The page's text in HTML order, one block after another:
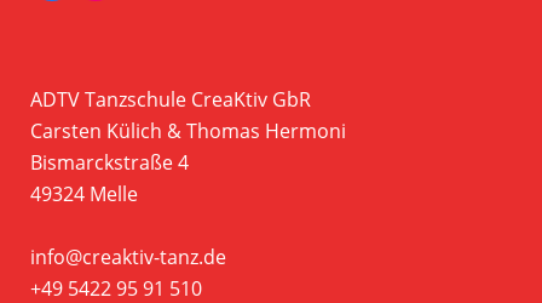
ADTV Tanzschule CreaKtiv GbR
Carsten Külich & Thomas Hermoni
Bismarckstraße 4
49324 Melle
info@creaktiv-tanz.de
+49 5422 95 91 510